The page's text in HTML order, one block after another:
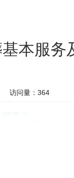
本服务
访问量： 364